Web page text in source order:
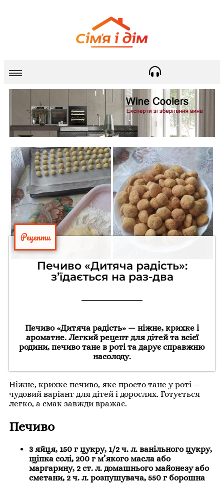
Рецепти
Печиво «Дитяча радість»:
з’їдається на раз-два
Печиво «Дитяча радість» — ніжне, крихке і
ароматне. Легкий рецепт для дітей та всієї
родини, печиво тане в роті та дарує справжню
насолоду.
Ніжне, крихке печиво, яке просто тане у роті —
чудовий варіант для дітей і дорослих. Готується
легко, а смак завжди вражає.
Печиво
3 яйця, 150 г цукру, 1/2 ч. л. ванільного цукру,
щіпка солі, 200 г м’якого масла або
маргарину, 2 ст. л. домашнього майонезу або
сметани, 2 ч. л. розпушувача, 550 г борошна